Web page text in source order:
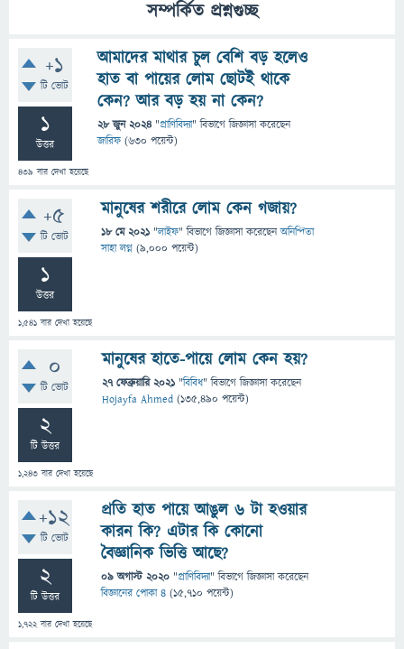
সম্পর্কিত প্রশ্নগুচ্ছ
+1
টি ভোট
1
উত্তর
439 বার দেখা হয়েছে
আমাদের মাথার চুল বেশি বড় হলেও
হাত বা পায়ের লোম ছোটই থাকে
কেন? আর বড় হয় না কেন?
28 জুন 2024 "প্রাণিবিদ্যা" বিভাগে জিজ্ঞাসাকরেছেন
জারিফ (630 পয়েন্ট)
+5
টি ভোট
1
উত্তর
1,541 বার দেখা হয়েছে
মানুষের শরীরে লোম কেন গজায়?
18 মে 2021 "লাইফ" বিভাগে জিজ্ঞাসাকরেছেনঅনিন্দিতা
সাহা লগ্ন (9,000 পয়েন্ট)
0
টি ভোট
2
টি উত্তর
1,243 বার দেখা হয়েছে
মানুষের হাতে-পায়ে লোম কেন হয়?
27 ফেব্রুয়ারি 2021 "বিবিধ" বিভাগে জিজ্ঞাসাকরেছেন
Hojayfa Ahmed (135,490 পয়েন্ট)
+12
টি ভোট
2
টি উত্তর
1,722বার দেখা হয়েছে
প্রতি হাত পায়ে আঙুল ৬ টা হওয়ার
কারন কি? এটার কি কোনো
বৈজ্ঞানিক ভিত্তি আছে?
09 অগাস্ট 2020 "প্রাণিবিদ্যা" বিভাগে জিজ্ঞাসাকরেছেন
বিজ্ঞানের পোকা ৪ (15,710 পয়েন্ট)